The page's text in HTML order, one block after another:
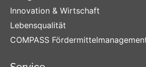
Innovation & Wirtschaft
Lebensqualität
COMPASS